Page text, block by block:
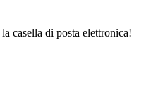
casella di posta elettronica!